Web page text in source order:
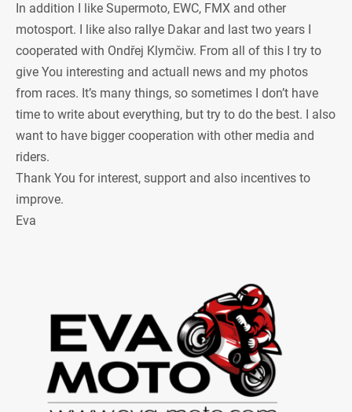
In addition I like Supermoto, EWC, FMX and other
motosport. I like also rallye Dakar and last two years I
cooperated with Ondřej Klymčiw. From all of this I try to
give You interesting and actuall news and my photos
from races. It’s many things, so sometimes I don’t have
time to write about everything, but try to do the best. I also
want to have bigger cooperation with other media and
riders.
Thank You for interest, support and also incentives to
improve.
Eva